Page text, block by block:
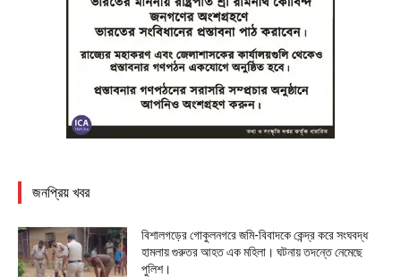
জনপ্রিয় খবর
বিশালগড়ের গোকুলনগরে জমি-বিবাদকে কেন্দ্র করে সংঘবদ্ধ
হামলায় গুরুতর আহত এক মহিলা। ঘটনায় তদন্তে নেমেছে
পুলিশ।